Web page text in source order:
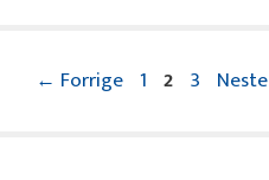
← Forrige Side
1 Side
2 Side
3 Neste